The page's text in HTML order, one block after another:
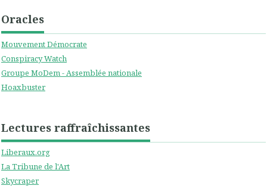
Oracles
Mouvement Démocrate
Conspiracy Watch
Groupe MoDem - Assemblée nationale
Hoaxbuster
Lectures raffraîchissantes
Liberaux.org
La Tribune de l'Art
Skycraper